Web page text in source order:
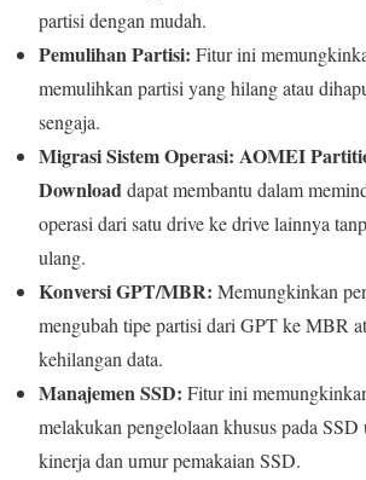
partisi dengan mudah.
Pemulihan Partisi: Fitur ini
memulihkan partisi yang hilang atau
sengaja.
Migrasi Sistem Operasi: AOMEI
Downloaddapat membantu dalam
operasi dari satu drive ke drive lainnya
ulang.
Konversi GPT/MBR: Memungkinkan
mengubah tipe partisi dari GPT ke MBR
kehilangan data.
Manajemen SSD: Fitur ini
melakukan pengelolaan khusus pada
kinerja dan umur pemakaian SSD.